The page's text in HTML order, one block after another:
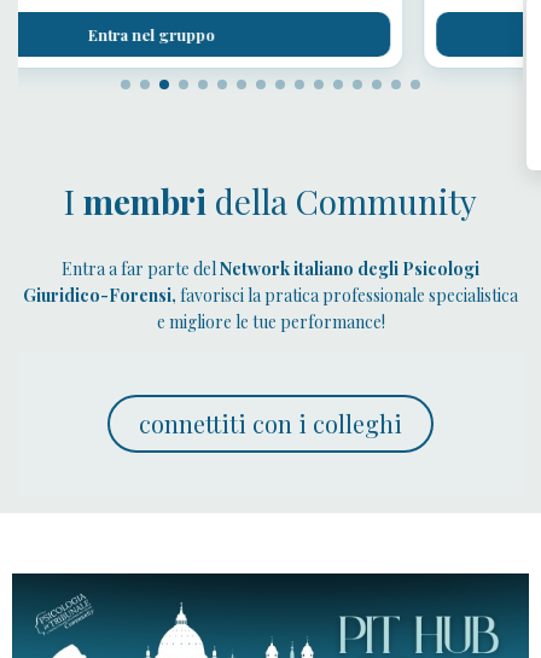
Entra nel gruppo
I membri della Community
Entra a far parte delNetwork italiano degli Psicologi
Giuridico-Forensi, favorisci la pratica professionale specialistica
e migliore le tue performance!
connettiti con i colleghi